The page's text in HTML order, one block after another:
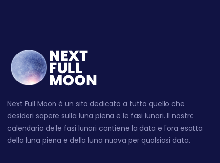
Next Full Moon è un sito dedicato a tutto quello che
desideri sapere sulla luna piena e le fasi lunari. Il nostro
calendario delle fasi lunari contiene la data e l'ora esatta
della luna piena e della luna nuova per qualsiasi data.